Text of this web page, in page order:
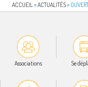
ACCUEIL »ACTUALITÉS»
Associations Se